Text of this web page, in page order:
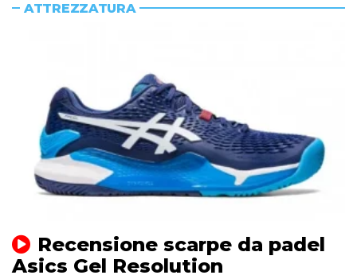
ATTREZZATURA
Recensione scarpe da padel
Asics Gel Resolution